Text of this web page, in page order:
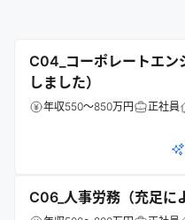
C04_コーポレートエン
しました）
年収550～850万円 正社員
C06_人事労務（充足に